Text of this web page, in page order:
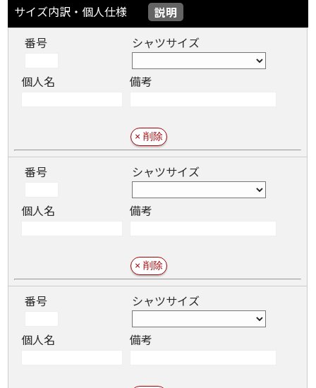
サイズ内訳・個人仕様
説明
番号
シャツサイズ
個人名 備考
番号 シャツサイズ
個人名 備考
番号 シャツサイズ
個人名 備考